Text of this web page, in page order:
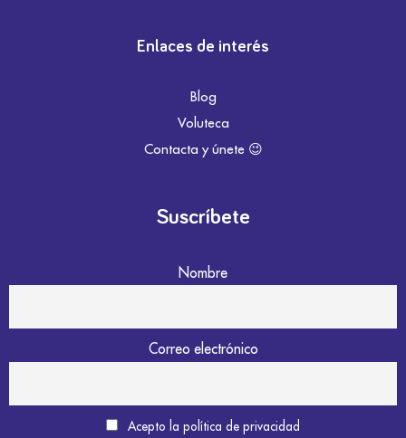
Enlaces de interés
Blog
Voluteca
Contacta y únete 😉
Suscríbete
Nombre
Correo electrónico
Acepto la política de privacidad